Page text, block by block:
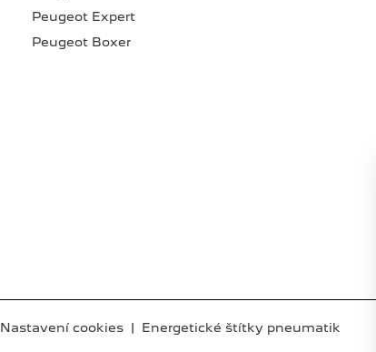
Peugeot Expert
Peugeot Boxer
Nastavení cookies| Energetické štítky pneumatik